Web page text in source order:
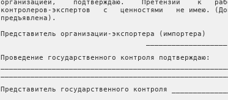
организацией,    подтверждаю.    Претензий    к
контролеров-экспертов   с   ценностями   не имею.
предъявлена).
Представитель организации-экспортера (импортера)
Проведение государственного контроля подтверждаю:
Представитель государственного контроля